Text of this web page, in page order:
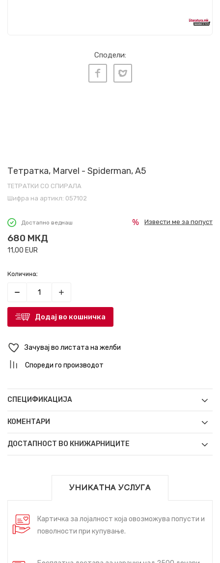
Сподели:
Тетратка, Marvel - Spiderman, A5
ТЕТРАТКИ СО СПИРАЛА
Шифра на артикл: 057102
Достапно веднаш
680 МКД
11,00 EUR
Извести ме за попуст
Количина:
Додај во кошничка
Зачувај во листата на желби
Спореди го производот
СПЕЦИФИКАЦИЈА
КОМЕНТАРИ
ДОСТАПНОСТ ВО КНИЖАРНИЦИТЕ
УНИКАТНА УСЛУГА
Картичка за лојалност која овозможува попусти и
поволности при купување.